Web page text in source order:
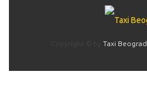
Taxi Beograd